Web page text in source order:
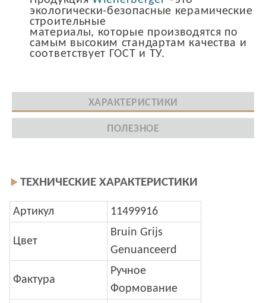
экологически-безопасные керамические
строительные
материалы, которые производятся по
самым высоким стандартам качества и
соответствует ГОСТ и ТУ.
ХАРАКТЕРИСТИКИ
ПОЛЕЗНОЕ
ТЕХНИЧЕСКИЕ ХАРАКТЕРИСТИКИ
Артикул 11499916
Цвет
Bruin Grijs
Genuanceerd
Фактура
Ручное
Формование